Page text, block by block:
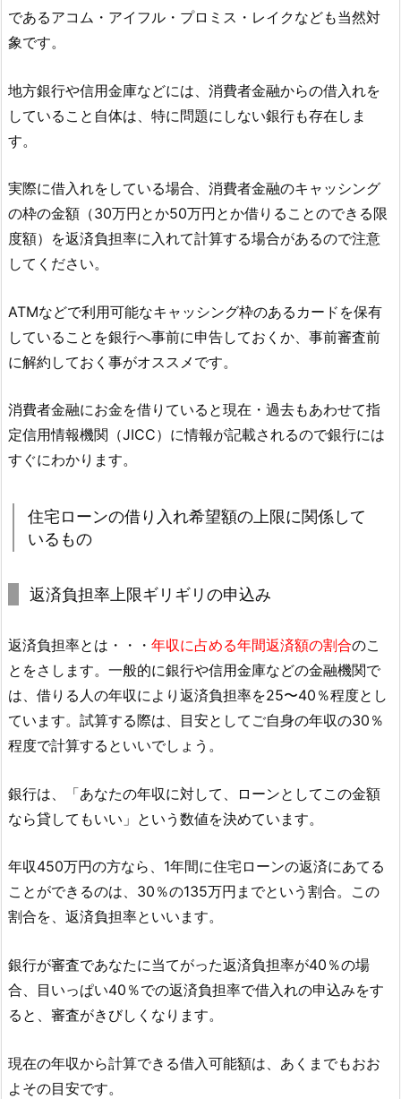
であるアコム・アイフル・プロミス・レイクなども当然対
象です。
地方銀行や信用金庫などには、消費者金融からの借入れを
していること自体は、特に問題にしない銀行も存在しま
す。
実際に借入れをしている場合、消費者金融のキャッシング
の枠の金額（30万円とか50万円とか借りることのできる限
度額）を返済負担率に入れて計算する場合があるので注意
してください。
ATMなどで利用可能なキャッシング枠のあるカードを保有
していることを銀行へ事前に申告しておくか、事前審査前
に解約しておく事がオススメです。
消費者金融にお金を借りていると現在・過去もあわせて指
定信用情報機関（JICC）に情報が記載されるので銀行には
すぐにわかります。
住宅ローンの借り入れ希望額の上限に関係して
いるもの
返済負担率上限ギリギリの申込み
返済負担率とは・・・ 年収に占める年間返済額の割合のこ
とをさします。一般的に銀行や信用金庫などの金融機関で
は、借りる人の年収により返済負担率を25〜40％程度とし
ています。試算する際は、目安としてご自身の年収の30％
程度で計算するといいでしょう。
銀行は、「あなたの年収に対して、ローンとしてこの金額
なら貸してもいい」という数値を決めています。
年収450万円の方なら、1年間に住宅ローンの返済にあてる
ことができるのは、30％の135万円までという割合。この
割合を、返済負担率といいます。
銀行が審査であなたに当てがった返済負担率が40％の場
合、目いっぱい40％での返済負担率で借入れの申込みをす
ると、審査がきびしくなります。
現在の年収から計算できる借入可能額は、あくまでもおお
よその目安です。